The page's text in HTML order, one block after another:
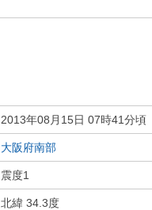
2013年08月15日 07時41分頃
大阪府南部
震度1
北緯 34.3度